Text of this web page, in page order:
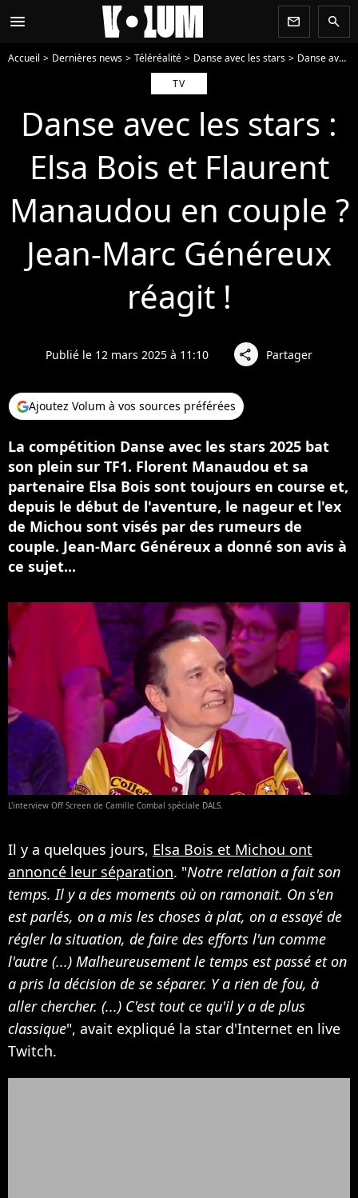
menu newsletter search
Accueil Dernières news Téléréalité Danse avec les stars
Danse avec les stars : Elsa Bois et Flaurent Manaudou en couple ? Jean-Marc Généreux réagit !
TV
Danse avec les stars :
Elsa Bois et Flaurent
Manaudou en couple ?
Jean-Marc Généreux
réagit !
Publié le 12 mars 2025 à 11:10 share Partager
Ajoutez Volum à vos sources préférées
La compétition Danse avec les stars 2025 bat
son plein sur TF1. Florent Manaudou et sa
partenaire Elsa Bois sont toujours en course et,
depuis le début de l'aventure, le nageur et l'ex
de Michou sont visés par des rumeurs de
couple. Jean-Marc Généreux a donné son avis à
ce sujet...
L'interview Off Screen de Camille Combal spéciale DALS.
Il y a quelques jours, Elsa Bois et Michou ont
annoncé leur séparation. "Notre relation a fait son
temps. Il y a des moments où on ramonait. On s'en
est parlés, on a mis les choses à plat, on a essayé de
régler la situation, de faire des efforts l'un comme
l'autre (...) Malheureusement le temps est passé et on
a pris la décision de se séparer. Y a rien de fou, à
aller chercher. (...) C'est tout ce qu'il y a de plus
classique", avait expliqué la star d'Internet en live
Twitch.